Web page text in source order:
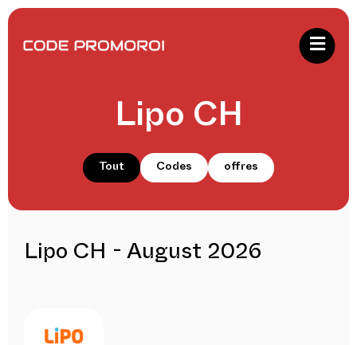
Lipo CH
Tout Codes offres
Lipo CH - August 2026